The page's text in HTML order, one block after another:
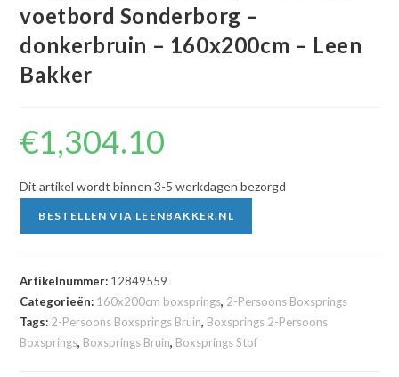
voetbord Sonderborg –
donkerbruin – 160x200cm – Leen
Bakker
€1,304.10
Dit artikel wordt binnen 3-5 werkdagen bezorgd
BESTELLEN VIA LEENBAKKER.NL
Artikelnummer: 12849559
Categorieën: 160x200cm boxsprings, 2-Persoons Boxsprings
Tags: 2-Persoons Boxsprings Bruin, Boxsprings 2-Persoons
Boxsprings, Boxsprings Bruin, Boxsprings Stof